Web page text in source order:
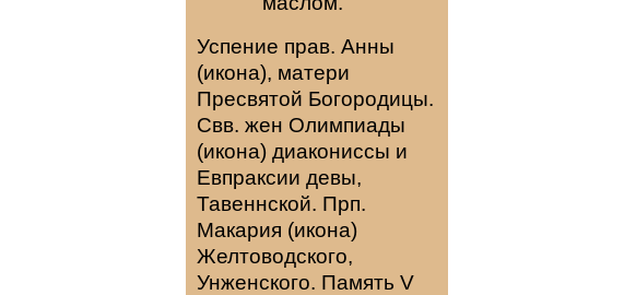
Успение прав. Анны
(икона), матери
Пресвятой Богородицы.
Свв. жен Олимпиады
(икона) диакониссы и
Евпраксии девы,
Тавеннской. Прп.
Макария (икона)
Желтоводского,
Унженского. Память V